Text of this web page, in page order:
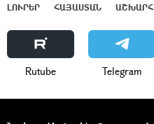
ԼՈՒՐԵՐ ՀԱՅԱՍՏԱՆ ԱՇԽԱՐՀ
Rutube Telegram